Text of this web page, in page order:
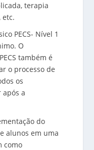
terapia
etc.
PECS- Nível 1
O
também é
o processo de
os
a
do
alunos em uma
como